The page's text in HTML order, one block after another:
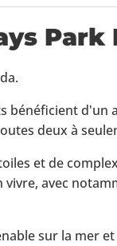
Park
bénéficient d'un
deux à
et de
avec
sur la mer